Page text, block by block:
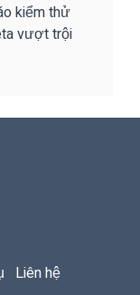
kiểm thử
vượt trội
Liên hệ